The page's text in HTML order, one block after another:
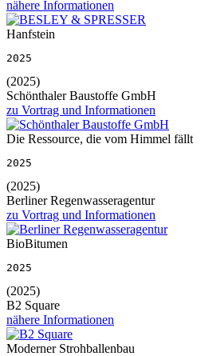
nähere Informationen
Hanfstein
2025
(2025)
Schönthaler Baustoffe GmbH
zu Vortrag und Informationen
Die Ressource, die vom Himmel fällt
2025
(2025)
Berliner Regenwasseragentur
zu Vortrag und Informationen
BioBitumen
2025
(2025)
B2 Square
nähere Informationen
Moderner Strohballenbau